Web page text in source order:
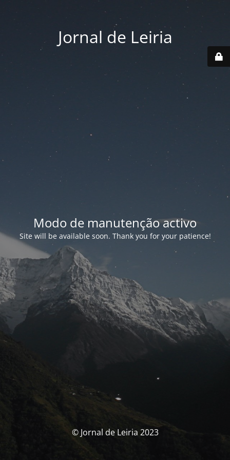
Jornal de Leiria
Modo de manutenção activo
Site will be available soon. Thank you for your patience!
© Jornal de Leiria 2023